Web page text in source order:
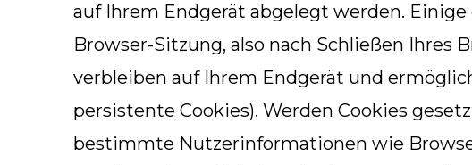
auf Ihrem Endgerät abgelegt werden.
Browser-Sitzung, also nach Schließen Ihres
verbleiben auf Ihrem Endgerät und
persistente Cookies). Werden Cookies
bestimmte Nutzerinformationen wie